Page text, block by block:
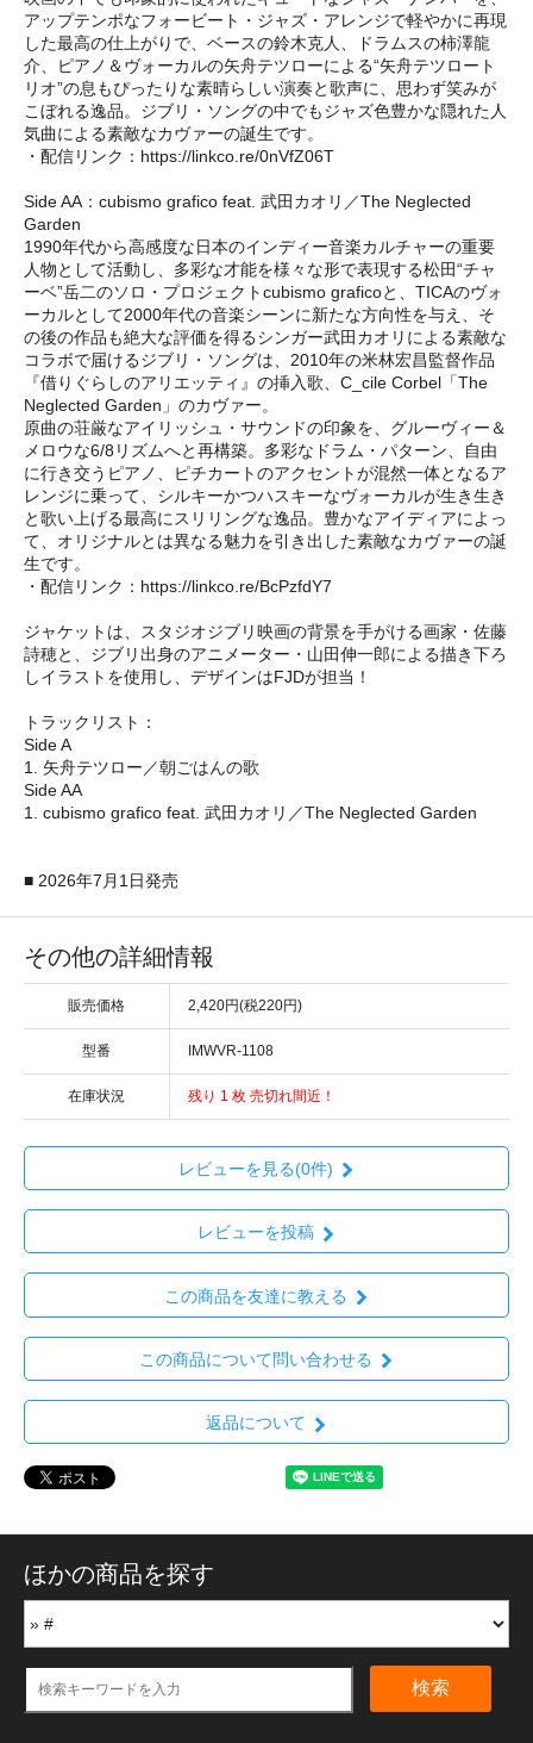
アップテンポなフォービート・ジャズ・アレンジで軽やかに再現
した最高の仕上がりで、ベースの鈴木克人、ドラムスの柿澤龍
介、ピアノ＆ヴォーカルの矢舟テツローによる“矢舟テツロート
リオ”の息もぴったりな素晴らしい演奏と歌声に、思わず笑みが
こぼれる逸品。ジブリ・ソングの中でもジャズ色豊かな隠れた人
気曲による素敵なカヴァーの誕生です。
・配信リンク：https://linkco.re/0nVfZ06T
Side AA：cubismo grafico feat. 武田カオリ／The Neglected
Garden
1990年代から高感度な日本のインディー音楽カルチャーの重要
人物として活動し、多彩な才能を様々な形で表現する松田“チャ
ーベ”岳二のソロ・プロジェクトcubismo graficoと、TICAのヴォ
ーカルとして2000年代の音楽シーンに新たな方向性を与え、そ
の後の作品も絶大な評価を得るシンガー武田カオリによる素敵な
コラボで届けるジブリ・ソングは、2010年の米林宏昌監督作品
『借りぐらしのアリエッティ』の挿入歌、C_cile Corbel「The
Neglected Garden」のカヴァー。
原曲の荘厳なアイリッシュ・サウンドの印象を、グルーヴィー＆
メロウな6/8リズムへと再構築。多彩なドラム・パターン、自由
に行き交うピアノ、ピチカートのアクセントが混然一体となるア
レンジに乗って、シルキーかつハスキーなヴォーカルが生き生き
と歌い上げる最高にスリリングな逸品。豊かなアイディアによっ
て、オリジナルとは異なる魅力を引き出した素敵なカヴァーの誕
生です。
・配信リンク：https://linkco.re/BcPzfdY7
ジャケットは、スタジオジブリ映画の背景を手がける画家・佐藤
詩穂と、ジブリ出身のアニメーター・山田伸一郎による描き下ろ
しイラストを使用し、デザインはFJDが担当！
トラックリスト：
Side A
1. 矢舟テツロー／朝ごはんの歌
Side AA
1. cubismo grafico feat. 武田カオリ／The Neglected Garden
■ 2026年7月1日発売
その他の詳細情報
販売価格 2,420円(税220円)
型番 IMWVR-1108
在庫状況 残り 1 枚 売切れ間近！
レビューを見る(0件)
レビューを投稿
この商品を友達に教える
この商品について問い合わせる
返品について
ほかの商品を探す
検索